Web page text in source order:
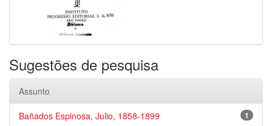
Sugestões de pesquisa
Assunto
1
Bañados Espinosa, Julio, 1858-1899